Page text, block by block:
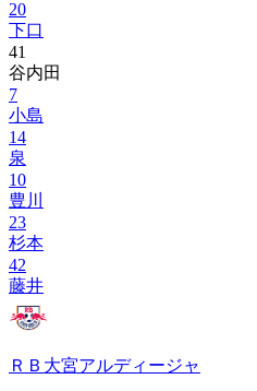
20
下口
41
谷内田
7
小島
14
泉
10
豊川
23
杉本
42
藤井
ＲＢ大宮アルディージャ